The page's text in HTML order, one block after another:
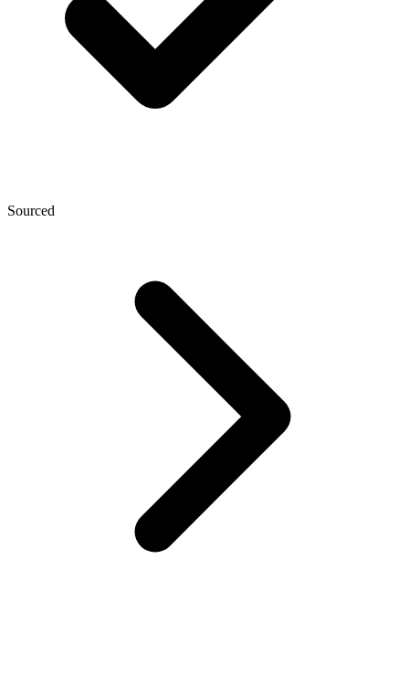
Sourced